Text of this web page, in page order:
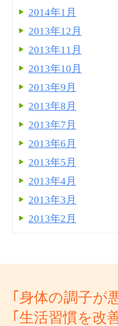
2014年1月
2013年12月
2013年11月
2013年10月
2013年9月
2013年8月
2013年7月
2013年6月
2013年5月
2013年4月
2013年3月
2013年2月
｢身体の調子が
｢生活習慣を改